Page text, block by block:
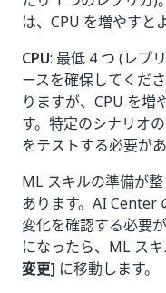
は、CPU を増やすと
CPU: 最低 4 つ (レプ
ースを確保してくだ
りますが、CPU を増
す。特定のシナリオ
をテストする必要があ
ML スキルの準備が
あります。AI Center
変化を確認する必要
になったら、ML ス
変更] に移動します。